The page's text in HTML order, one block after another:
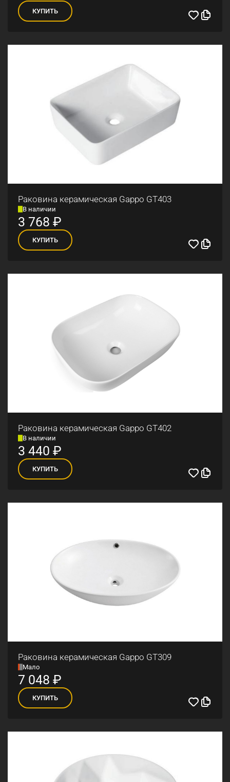
КУПИТЬ
Раковина керамическая Gappo GT403
В наличии
3 768 ₽
КУПИТЬ
Раковина керамическая Gappo GT402
В наличии
3 440 ₽
КУПИТЬ
Раковина керамическая Gappo GT309
Мало
7 048 ₽
КУПИТЬ